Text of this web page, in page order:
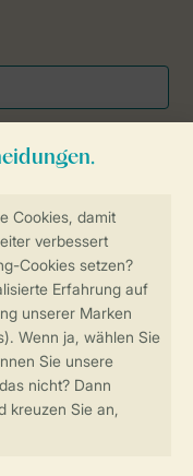
Buchung